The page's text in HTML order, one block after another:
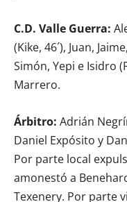
C.D. Valle Guerra:
(Kike, 46´), Juan,
Simón, Yepi e Isidro
Marrero.
Árbitro: Adrián
Daniel Expósito y
Por parte local
amonestó a
Texenery. Por parte